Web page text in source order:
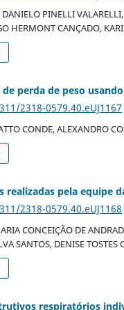
PINELLI
HERMONT CANÇADO,
perda de peso
2318-0579.40.eUJ1167
CONDE, ALEXANDRO
realizadas pela equipe
2318-0579.40.eUJ1168
CONCEIÇÃO DE
SANTOS, DENISE TOSTES
respiratórios